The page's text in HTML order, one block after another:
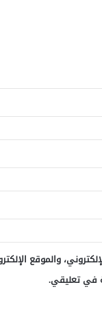
والموقع
في تعليقي.